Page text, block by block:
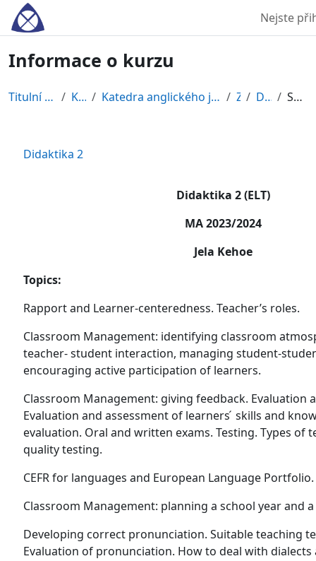
Přejít k hlavnímu obsahu
Nejste
Informace o kurzu
Titulní stránka Kurzy Katedra anglického jazyka a literatúry ZS DIKT2 Souhrn
Didaktika 2
Didaktika 2 (ELT)
MA 2023/2024
Jela Kehoe
Topics:
Rapport and Learner-centeredness. Teacher’s roles.
Classroom Management: identifying classroom
teacher- student interaction, managing student-
encouraging active participation of learners.
Classroom Management: giving feedback. Evaluation
Evaluation and assessment of learners ́ skills and
evaluation. Oral and written exams. Testing. Types of
quality testing.
CEFR for languages and European Language Portfolio.
Classroom Management: planning a school year and
Developing correct pronunciation. Suitable teaching
Evaluation of pronunciation. How to deal with dialects